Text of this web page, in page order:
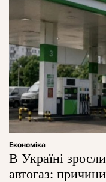
Економіка
В Україні
автогаз: